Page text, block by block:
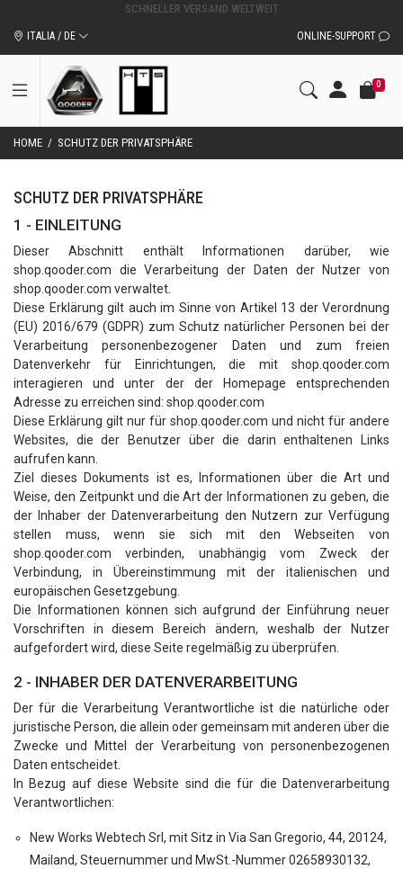
SCHNELLER VERSAND WELTWEIT
ITALIA / DE ONLINE-SUPPORT
0
HOME / SCHUTZ DER PRIVATSPHÄRE
SCHUTZ DER PRIVATSPHÄRE
1 - EINLEITUNG
Dieser Abschnitt enthält Informationen darüber, wie
shop.qooder.com die Verarbeitung der Daten der Nutzer von
shop.qooder.com verwaltet.
Diese Erklärung gilt auch im Sinne von Artikel 13 der Verordnung
(EU) 2016/679 (GDPR) zum Schutz natürlicher Personen bei der
Verarbeitung personenbezogener Daten und zum freien
Datenverkehr für Einrichtungen, die mit shop.qooder.com
interagieren und unter der der Homepage entsprechenden
Adresse zu erreichen sind: shop.qooder.com
Diese Erklärung gilt nur für shop.qooder.com und nicht für andere
Websites, die der Benutzer über die darin enthaltenen Links
aufrufen kann.
Ziel dieses Dokuments ist es, Informationen über die Art und
Weise, den Zeitpunkt und die Art der Informationen zu geben, die
der Inhaber der Datenverarbeitung den Nutzern zur Verfügung
stellen muss, wenn sie sich mit den Webseiten von
shop.qooder.com verbinden, unabhängig vom Zweck der
Verbindung, in Übereinstimmung mit der italienischen und
europäischen Gesetzgebung.
Die Informationen können sich aufgrund der Einführung neuer
Vorschriften in diesem Bereich ändern, weshalb der Nutzer
aufgefordert wird, diese Seite regelmäßig zu überprüfen.
2 - INHABER DER DATENVERARBEITUNG
Der für die Verarbeitung Verantwortliche ist die natürliche oder
juristische Person, die allein oder gemeinsam mit anderen über die
Zwecke und Mittel der Verarbeitung von personenbezogenen
Daten entscheidet.
In Bezug auf diese Website sind die für die Datenverarbeitung
Verantwortlichen:
New Works Webtech Srl, mit Sitz in Via San Gregorio, 44, 20124,
Mailand, Steuernummer und MwSt.-Nummer 02658930132,